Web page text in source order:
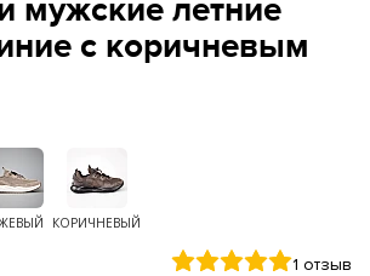
мужские летние
с коричневым
КОРИЧНЕВЫЙ
1 отзыв